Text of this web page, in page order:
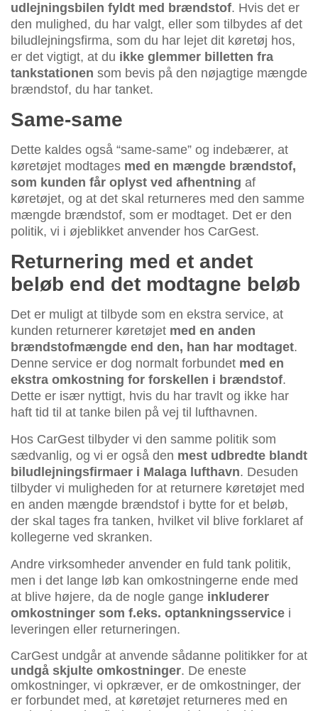
udlejningsbilen fyldt med brændstof. Hvis det er
den mulighed, du har valgt, eller som tilbydes af det
biludlejningsfirma, som du har lejet dit køretøj hos,
er det vigtigt, at du ikke glemmer billetten fra
tankstationen som bevis på den nøjagtige mængde
brændstof, du har tanket.
Same-same
Dette kaldes også “same-same” og indebærer, at
køretøjet modtages med en mængde brændstof,
som kunden får oplyst ved afhentning af
køretøjet, og at det skal returneres med den samme
mængde brændstof, som er modtaget. Det er den
politik, vi i øjeblikket anvender hos CarGest.
Returnering med et andet
beløb end det modtagne beløb
Det er muligt at tilbyde som en ekstra service, at
kunden returnerer køretøjet med en anden
brændstofmængde end den, han har modtaget.
Denne service er dog normalt forbundet med en
ekstra omkostning for forskellen i brændstof.
Dette er især nyttigt, hvis du har travlt og ikke har
haft tid til at tanke bilen på vej til lufthavnen.
Hos CarGest tilbyder vi den samme politik som
sædvanlig, og vi er også den mest udbredte blandt
biludlejningsfirmaer i Malaga lufthavn. Desuden
tilbyder vi muligheden for at returnere køretøjet med
en anden mængde brændstof i bytte for et beløb,
der skal tages fra tanken, hvilket vil blive forklaret af
kollegerne ved skranken.
Andre virksomheder anvender en fuld tank politik,
men i det lange løb kan omkostningerne ende med
at blive højere, da de nogle gange inkluderer
omkostninger som f.eks. optankningsservice i
leveringen eller returneringen.
CarGest undgår at anvende sådanne politikker for at
undgå skjulte omkostninger. De eneste
omkostninger, vi opkræver, er de omkostninger, der
er forbundet med, at køretøjet returneres med en